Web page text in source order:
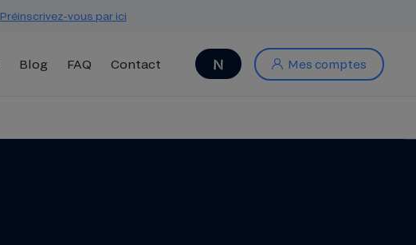
Préinscrivez-vous par ici
Mes comptes
Blog FAQ Contact